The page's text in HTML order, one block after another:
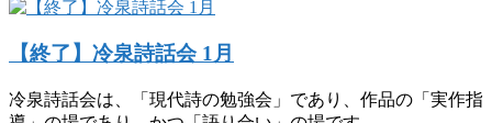
【終了】冷泉詩話会 1月
冷泉詩話会は、「現代詩の勉強会」であり、作品の「実作指